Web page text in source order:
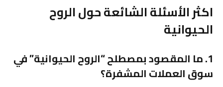
اكثر الأسئلة الشائعة حول الروح
الحيوانية
1. ما المقصود بمصطلح “الروح الحيوانية” في
سوق العملات المشفرة؟